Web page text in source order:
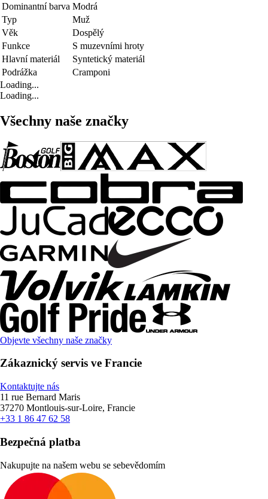
Dominantní barva Modrá
Typ
Muž
Věk
Dospělý
Funkce
S muzevními hroty
Hlavní materiál
Syntetický materiál
Podrážka
Cramponi
Loading...
Loading...
Všechny naše značky
Objevte všechny naše značky
Zákaznický servis ve Francie
Kontaktujte nás
11 rue Bernard Maris
37270 Montlouis-sur-Loire, Francie
+33 1 86 47 62 58
Bezpečná platba
Nakupujte na našem webu se sebevědomím